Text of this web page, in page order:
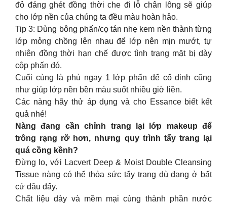
đỏ đáng ghét đồng thời che đi lỗ chân lông sẽ giúp
cho lớp nền của chúng ta đều màu hoàn hảo.
Tip 3: Dùng bông phấn/cọ tán nhẹ kem nền thành từng
lớp mỏng chồng lên nhau để lớp nên mịn mướt, tự
nhiên đồng thời hạn chế được tình trạng mặt bị dày
cộp phấn đó.
Cuối cùng là phủ ngay 1 lớp phấn để cố định cũng
như giúp lớp nền bền màu suốt nhiều giờ liền.
Các nàng hãy thử áp dụng và cho Essance biết kết
quả nhé!
Nàng đang cần chỉnh trang lại lớp makeup để
trông rạng rỡ hơn, nhưng quy trình tẩy trang lại
quá cồng kềnh?
Đừng lo, với Lacvert Deep & Moist Double Cleansing
Tissue nàng có thể thỏa sức tẩy trang dù đang ở bất
cứ đâu đấy.
Chất liệu dày và mềm mại cùng thành phần nước